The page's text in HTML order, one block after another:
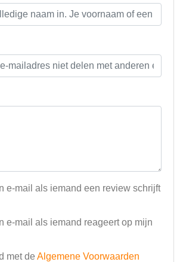
e-mail als iemand een review schrijft
e-mail als iemand reageert op mijn
met de Algemene Voorwaarden